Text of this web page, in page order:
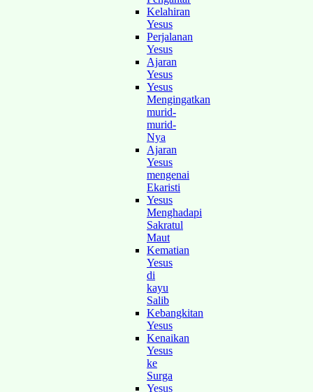
Kelahiran
Yesus
Perjalanan
Yesus
Ajaran
Yesus
Yesus
Mengingatkan
murid-
murid-
Nya
Ajaran
Yesus
mengenai
Ekaristi
Yesus
Menghadapi
Sakratul
Maut
Kematian
Yesus
di
kayu
Salib
Kebangkitan
Yesus
Kenaikan
Yesus
ke
Surga
Yesus